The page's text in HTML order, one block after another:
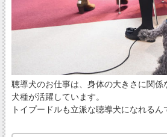
聴導犬のお仕事は、身体の大きさに関係
犬種が活躍しています。
トイプードルも立派な聴導犬になれるん